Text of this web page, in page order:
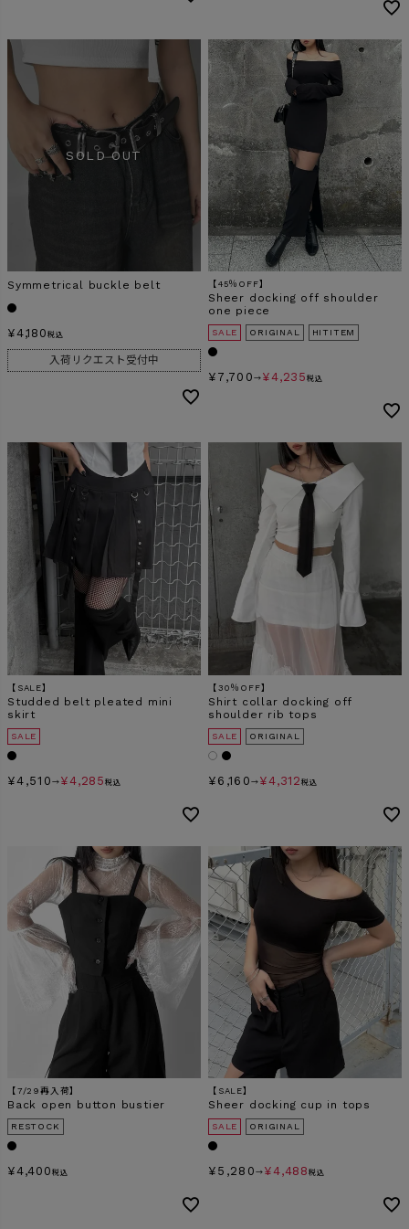
Symmetrical buckle belt
¥4,180 税込
入荷リクエスト受付中
【45％OFF】
Sheer docking off shoulder
one piece
SALE ORIGINAL HITITEM
¥ 7,700 → ¥4,235 税込
【SALE】
Studded belt pleated mini
skirt
SALE
¥4,510 → ¥4,285 税込
【30％OFF】
Shirt collar docking off
shoulder rib tops
SALE ORIGINAL
¥ 6,160 → ¥4,312 税込
【7/29再入荷】
Back open button bustier
RESTOCK
¥4,400 税込
【SALE】
Sheer docking cup in tops
SALE ORIGINAL
¥ 5,280 → ¥4,488 税込